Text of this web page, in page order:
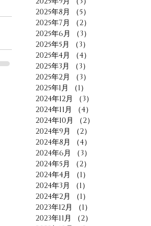
2025年8月
（5）
2025年7月
（2）
2025年6月
（3）
2025年5月
（3）
2025年4月
（4）
2025年3月
（3）
2025年2月
（3）
2025年1月
（1）
2024年12月
（3）
2024年11月
（4）
2024年10月
（2）
2024年9月
（2）
2024年8月
（4）
2024年6月
（3）
2024年5月
（2）
2024年4月
（1）
2024年3月
（1）
2024年2月
（1）
2023年12月
（1）
2023年11月
（2）